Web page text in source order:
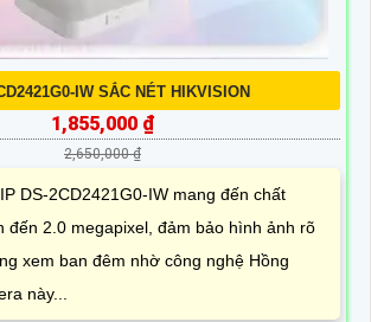
IW SẮC NÉT HIKVISION
1,855,000 ₫
2,650,000 ₫
DS-2CD2421G0-IW mang đến chất
đến 2.0 megapixel, đảm bảo hình ảnh rõ
xem ban đêm nhờ công nghệ Hồng
này...